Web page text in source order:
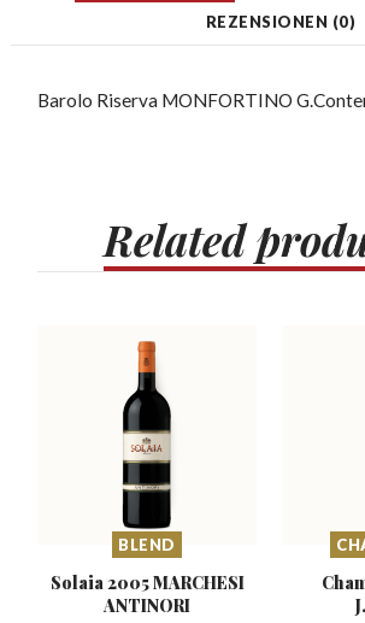
REZENSIONEN (0)
Barolo Riserva MONFORTINO
Related
BLEND
Solaia 2005 MARCHESI
ANTINORI